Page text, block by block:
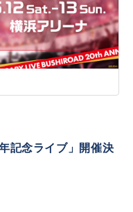
記念ライブ」開催決